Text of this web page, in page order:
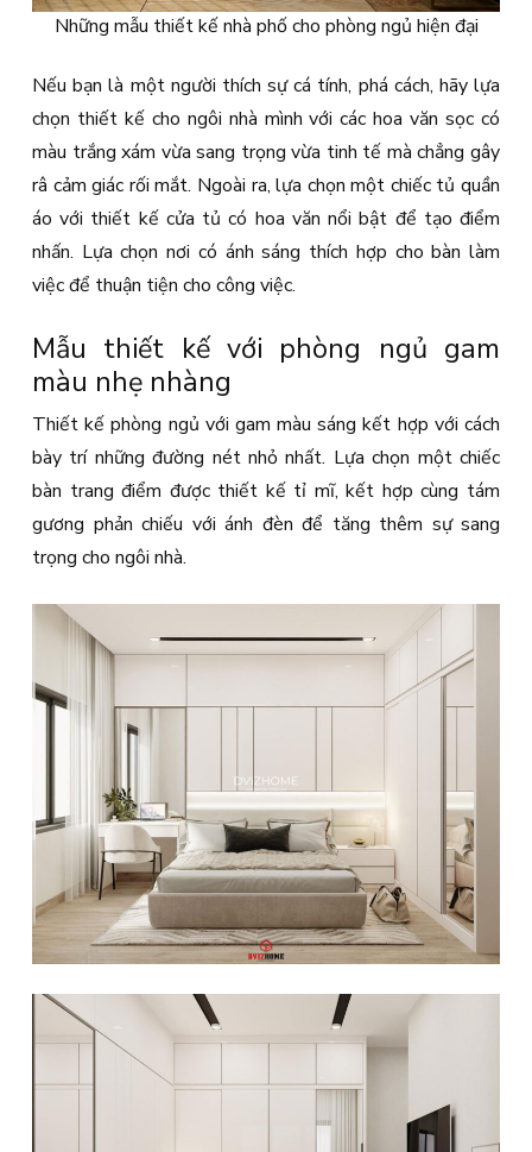
Những mẫu thiết kế nhà phố cho phòng ngủ hiện đại
Nếu bạn là một người thích sự cá tính, phá cách, hãy lựa
chọn thiết kế cho ngôi nhà mình với các hoa văn sọc có
màu trắng xám vừa sang trọng vừa tinh tế mà chẳng gây
râ cảm giác rối mắt. Ngoài ra, lựa chọn một chiếc tủ quần
áo với thiết kế cửa tủ có hoa văn nổi bật để tạo điểm
nhấn. Lựa chọn nơi có ánh sáng thích hợp cho bàn làm
việc để thuận tiện cho công việc.
Mẫu thiết kế với phòng ngủ gam
màu nhẹ nhàng
Thiết kế phòng ngủ với gam màu sáng kết hợp với cách
bày trí những đường nét nhỏ nhất. Lựa chọn một chiếc
bàn trang điểm được thiết kế tỉ mĩ, kết hợp cùng tám
gương phản chiếu với ánh đèn để tăng thêm sự sang
trọng cho ngôi nhà.